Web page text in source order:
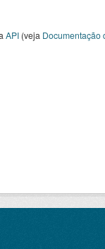
API(veja Documentação